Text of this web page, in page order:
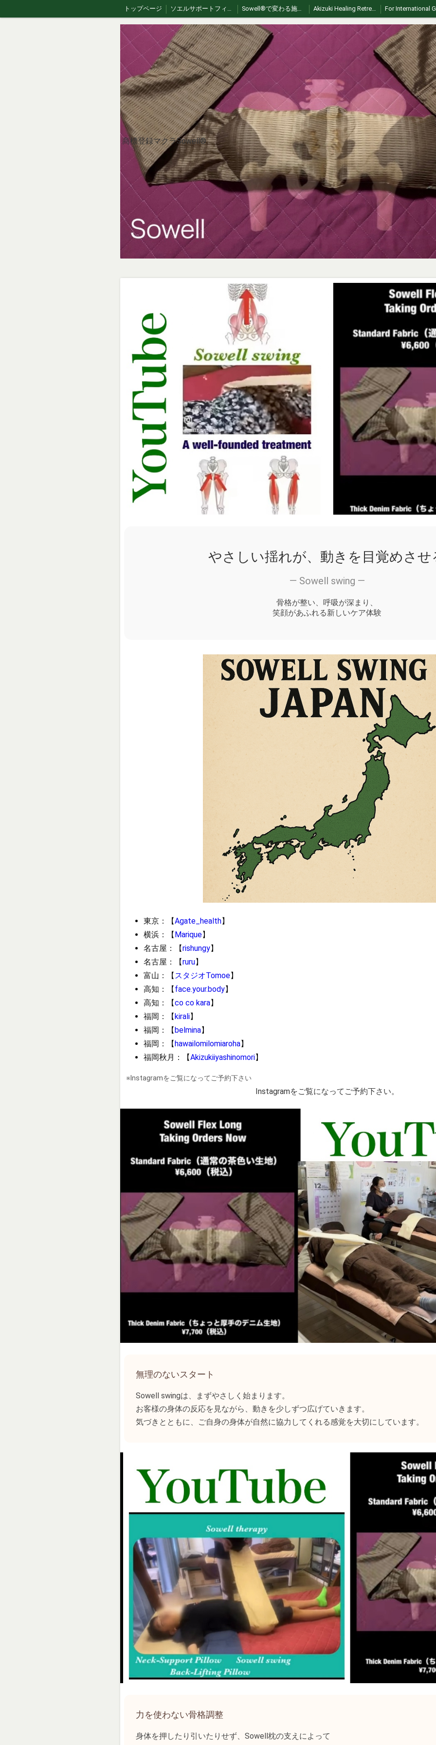
トップページ ソエルサポートフィールド Sowell®︎で変わる施術 | 繋がり、スキルUPする認定講習会 Akizuki Healing Retreat: Authentic Japan Exp
大井整骨院 【Sowell】ソエル商標登録治療枕 お問い合わせ Sowell理論 Sowell®︎therapy（朝倉）
en🇺🇸 | Sowell Swing – Gentle Flex Movement ko🇰🇷｜소웰 스윙 – 부드러운 플렉스 움직임 es🇪🇸｜Sowell swing (Balanceo Suave Sowell)
th 🇹🇭 | Sowell swing (โซเอลสวิง) vi 🇻🇳 | Sowell swing (Sowell lắc nhẹ) Sowell Pillowの作り方 How to Use Sowell Pillow
What is Sowell Therapy? Sowellist Certification Course Textbook Where to Experience Sowell® Therapy in Japan Sowell®︎ Video Gallery｜動画ギャラリー A Pillow,
ひとつの枕、ひとつの哲学 【English】Sowell® Safety & Etiquette Guide
【Chinese】Sowell® Safety & Etiquette Guide 【Spanish】Sowell® Safety & Etiquette Guide 【French】Sowell® Safety & Etiquette Guide 【Thai】Sowell® Safety & Etiquette Guide
Yamakara Fried Chicken｜進撃の巨人の故郷・日田のからあげ店 【共通】Sowell®︎の紹介ページ 🇬🇧 EN｜Introduction｜Sowell pillow 🇰🇷 KR｜소개｜Sowell pillow
🇪🇸 ES｜Introducción｜Sowell pillow 🇫🇷 FR｜Présentation｜Sowell pillow 🇹🇭 TH｜แนะนำ｜Sowell pillow 🇻🇳 VN｜Giới thiệu｜Sowell pillow
en🇺🇸｜What is Sowell® Therapy? 🇰🇷 ko｜Sowell® 테라피란? 🇨🇳zh | 什么是 Sowell® 疗法？ 🇪🇸 es | ¿Qué es la terapia Sowell®?
🇹🇭 th | การบำบัดแบบ Sowell® คืออะไร? 🇯🇵日本でSowell swingが受けられるサロン Sowell Swing: Gentle Healing in Japan Stillness
商標登録マクラSowell®︎
やさしい揺れが、動きを目覚めさせ
― Sowell swing ―
骨格が整い、呼吸が深まり、
笑顔があふれる新しいケア体験
東京：【Agate_health】
横浜：【Marique】
名古屋：【rishungy】
名古屋：【ruru】
富山：【スタジオTomoe】
高知：【face.your.body】
高知：【co co kara】
福岡：【kirali】
福岡：【belmina】
福岡：【hawailomilomiaroha】
福岡秋月：【Akizukiiyashinomori】
※Instagramをご覧になってご予約下さい
Instagramをご覧になってご予約下さい。
無理のないスタート
Sowell swingは、まずやさしく始まります。
お客様の身体の反応を見ながら、動きを少しずつ広げていきます。
気づきとともに、ご自身の身体が自然に協力してくれる感覚を大切にしています。
力を使わない骨格調整
身体を押したり引いたりせず、Sowell枕の支えによって